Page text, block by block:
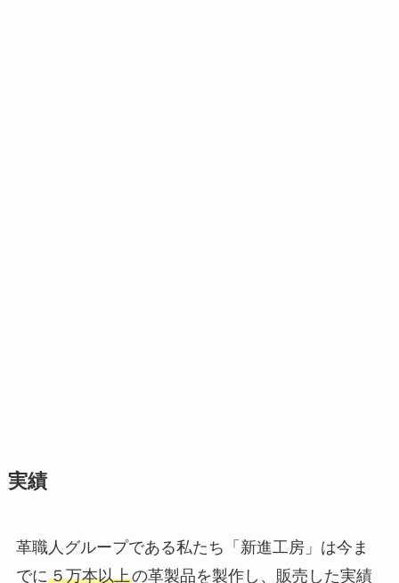
実績
革職人グループである私たち「新進工房」は今ま
でに５万本以上の革製品を製作し、販売した実績